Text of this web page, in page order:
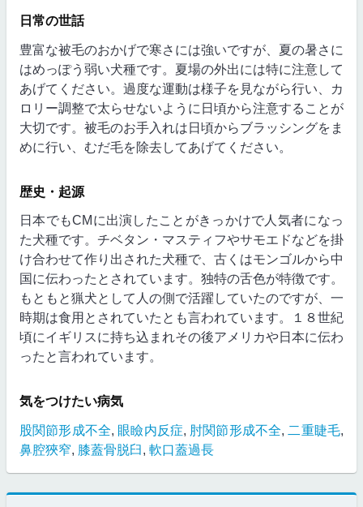
日常の世話
豊富な被毛のおかげで寒さには強いですが、夏の暑さに
はめっぽう弱い犬種です。夏場の外出には特に注意して
あげてください。過度な運動は様子を見ながら行い、カ
ロリー調整で太らせないように日頃から注意することが
大切です。被毛のお手入れは日頃からブラッシングをま
めに行い、むだ毛を除去してあげてください。
歴史・起源
日本でもCMに出演したことがきっかけで人気者になっ
た犬種です。チベタン・マスティフやサモエドなどを掛
け合わせて作り出された犬種で、古くはモンゴルから中
国に伝わったとされています。独特の舌色が特徴です。
もともと猟犬として人の側で活躍していたのですが、一
時期は食用とされていたとも言われています。１８世紀
頃にイギリスに持ち込まれその後アメリカや日本に伝わ
ったと言われています。
気をつけたい病気
股関節形成不全, 眼瞼内反症, 肘関節形成不全, 二重睫毛,
鼻腔狹窄, 膝蓋骨脱臼, 軟口蓋過長